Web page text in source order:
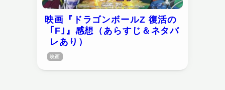
映画『ドラゴンボールZ 復活の
｢F｣』感想（あらすじ＆ネタバ
レあり）
映画